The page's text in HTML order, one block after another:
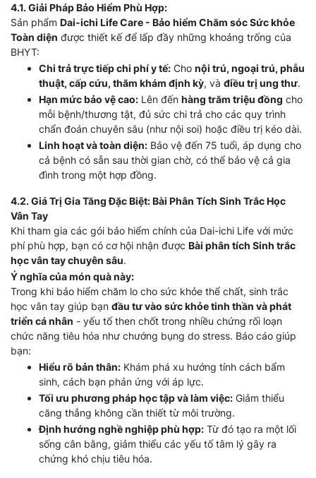
4.1. Giải Pháp Bảo Hiểm Phù Hợp:
Sản phẩm Dai-ichi Life Care - Bảo hiểm Chăm sóc Sức khỏe
Toàn diện được thiết kế để lấp đầy những khoảng trống của
BHYT:
Chi trả trực tiếp chi phí y tế: Cho nội trú, ngoại trú, phẫu
thuật, cấp cứu, thăm khám định kỳ, và điều trị ung thư.
Hạn mức bảo vệ cao: Lên đến hàng trăm triệu đồng cho
mỗi bệnh/thương tật, đủ sức chi trả cho các quy trình
chẩn đoán chuyên sâu (như nội soi) hoặc điều trị kéo dài.
Linh hoạt và toàn diện: Bảo vệ đến 75 tuổi, áp dụng cho
cả bệnh có sẵn sau thời gian chờ, có thể bảo vệ cả gia
đình trong một hợp đồng.
4.2. Giá Trị Gia Tăng Đặc Biệt: Bài Phân Tích Sinh Trắc Học
Vân Tay
Khi tham gia các gói bảo hiểm chính của Dai-ichi Life với mức
phí phù hợp, bạn có cơ hội nhận được Bài phân tích Sinh trắc
học vân tay chuyên sâu.
Ý nghĩa của món quà này:
Trong khi bảo hiểm chăm lo cho sức khỏe thể chất, sinh trắc
học vân tay giúp bạn đầu tư vào sức khỏe tinh thần và phát
triển cá nhân - yếu tố then chốt trong nhiều chứng rối loạn
chức năng tiêu hóa như chướng bụng do stress. Báo cáo giúp
bạn:
Hiểu rõ bản thân: Khám phá xu hướng tính cách bẩm
sinh, cách bạn phản ứng với áp lực.
Tối ưu phương pháp học tập và làm việc: Giảm thiểu
căng thẳng không cần thiết từ môi trường.
Định hướng nghề nghiệp phù hợp: Từ đó tạo ra một lối
sống cân bằng, giảm thiểu các yếu tố tâm lý gây ra
chứng khó chịu tiêu hóa.